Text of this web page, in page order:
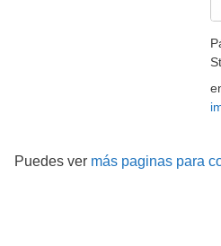
Puedes ver más paginas para